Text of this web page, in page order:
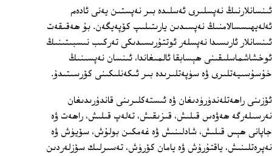
ئىنسانلارنىڭ نەپسلىرى ئەسلىدە بىر نەپستىن يەنى ئادەم
ئەلەيھىسسالامنىڭ نەپسىدىن يارىتىلىپ كۆپەيگەن. بۇ ھەقىقەت
ئىنسانلار ئارىسىدا نەپسلەر ئوتتۇرىسىدىكى تەركىب نىسبىتىنىڭ
ئوخشاشماسلىقىنى ھېسابقا ئالمىغاندا، ئىنسان نەپسىنىڭ
خۇسۇسىيەتلىرى ۋە سۈپەتلىرىدە بىر ئىكەنلىكىنى كۆرسىتىدۇ.
ئۆزىنى راھەتلەندۈرۈدىغان ۋە ئىستەكلىرىنى قاندۇرىدىغان
نەرسىلەرگە ھەۋەس قىلىش، قىزىقىش، تەلەپ قىلىش، راھەت ۋە
جاپانى ھېس قىلىش، شادلىنىش ۋە غەمكىن بولۇش، سۆيۈش ۋە
نەپرەتلىنىش، ياقتۇرۇش ۋە يامان كۆرۈش، تەسىرلىك سۆزلەردىن